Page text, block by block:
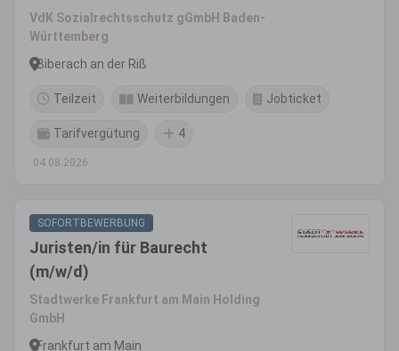
VdK Sozialrechtsschutz gGmbH Baden-
Württemberg
Biberach an der Riß
Teilzeit Weiterbildungen Jobticket
Tarifvergütung 4
04.08.2026
SOFORTBEWERBUNG
Juristen/in für Baurecht
(m/w/d)
Stadtwerke Frankfurt am Main Holding
GmbH
Frankfurt am Main